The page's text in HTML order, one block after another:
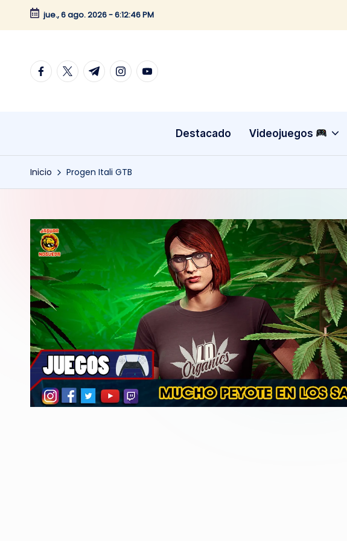
Saltar
contenido
jue., 6 ago. 2026-6:12:46 PM
facebook.com
twitter.com
t.me instagram.com
youtube.com
Destacado Videojuegos
Inicio Progen Itali GTB